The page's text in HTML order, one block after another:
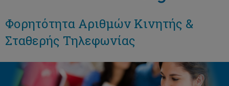
Φορητότητα Αριθμών Κινητής &
Σταθερής Τηλεφωνίας